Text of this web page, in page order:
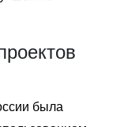
была